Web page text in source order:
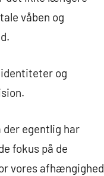
våben og
og
egentlig har
fokus på de
vores afhængighed